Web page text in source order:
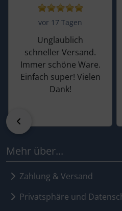
vor 17 Tagen
Unglaublich
schneller Versand.
Immer schöne Ware.
Einfach super! Vielen
Dank!
Mehr über...
Zahlung & Versand
Privatsphäre und